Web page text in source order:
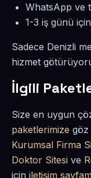
WhatsApp ve
1-3 iş günü
Sadece Denizli
hizmet
İlgili
Size en uygun
paketlerimize göz
Kurumsal Firma
Doktor Sitesi ve
için iletişim